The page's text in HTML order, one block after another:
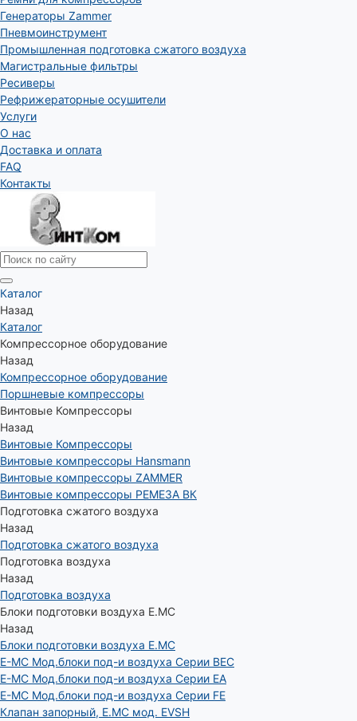
Генераторы Zammer
Пневмоинструмент
Промышленная подготовка сжатого воздуха
Магистральные фильтры
Ресиверы
Рефрижераторные осушители
Услуги
О нас
Доставка и оплата
FAQ
Контакты
Каталог
Назад
Каталог
Компрессорное оборудование
Назад
Компрессорное оборудование
Поршневые компрессоры
Винтовые Компрессоры
Назад
Винтовые Компрессоры
Винтовые компрессоры Hansmann
Винтовые компрессоры ZAMMER
Винтовые компрессоры РЕМЕЗА ВК
Подготовка сжатого воздуха
Назад
Подготовка сжатого воздуха
Подготовка воздуха
Назад
Подготовка воздуха
Блоки подготовки воздуха E.MC
Назад
Блоки подготовки воздуха E.MC
E-MC Мод.блоки под-и воздуха Серии BEC
E-MC Мод.блоки под-и воздуха Серии EA
E-MC Мод.блоки под-и воздуха Серии FE
Клапан запорный, E.MC мод. EVSH